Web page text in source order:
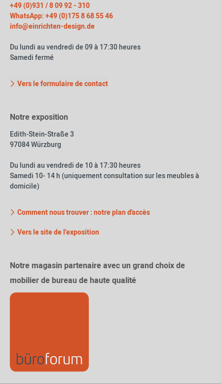
+49 (0)931 / 8 09 92 - 310
WhatsApp: +49 (0)175 8 68 55 46
info@einrichten-design.de
Du lundi au vendredi de 09 à 17:30 heures
Samedi fermé
Vers le formulaire de contact
Notre exposition
Edith-Stein-Straße 3
97084 Würzburg
Du lundi au vendredi de 10 à 17:30 heures
Samedi 10- 14 h (uniquement consultation sur les meubles à
domicile)
Comment nous trouver : notre plan d'accès
Vers le site de l'exposition
Notre magasin partenaire avec un grand choix de
mobilier de bureau de haute qualité